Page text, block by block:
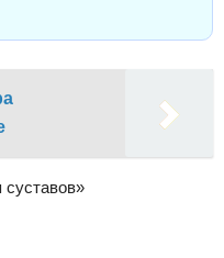
суставов»